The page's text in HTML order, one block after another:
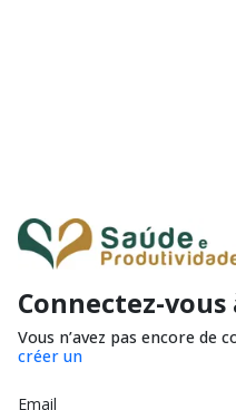
Connectez-
Vous n’avez pas encore de
créer un
Email